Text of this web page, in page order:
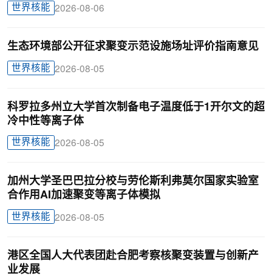
世界核能 2026-08-06
生态环境部公开征求聚变示范设施场址评价指南意见
世界核能 2026-08-05
科罗拉多州立大学首次制备电子温度低于1开尔文的超
冷中性等离子体
世界核能 2026-08-05
加州大学圣巴巴拉分校与劳伦斯利弗莫尔国家实验室
合作用AI加速聚变等离子体模拟
世界核能 2026-08-05
港区全国人大代表团赴合肥考察核聚变装置与创新产
业发展